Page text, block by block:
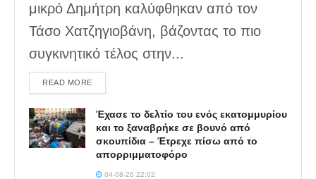
μικρό Δημήτρη καλύφθηκαν από τον
Τάσο Χατζηγιοβάνη, βάζοντας το πιο
συγκινητικό τέλος στην...
READ MOREDETAILS
Έχασε το δελτίο του ενός εκατομμυρίου
και το ξαναβρήκε σε βουνό από
σκουπίδια – Έτρεχε πίσω από το
απορριμματοφόρο
04-08-26 22:02